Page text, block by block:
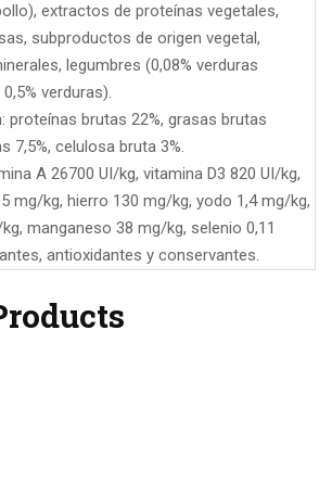
extractos de proteínas vegetales,
subproductos de origen vegetal,
legumbres (0,08% verduras
verduras).
proteínas brutas 22%, grasas brutas
7,5%, celulosa bruta 3%.
A 26700 UI/kg, vitamina D3 820 UI/kg,
mg/kg, hierro 130 mg/kg, yodo 1,4 mg/kg,
manganeso 38 mg/kg, selenio 0,11
antioxidantes y conservantes.